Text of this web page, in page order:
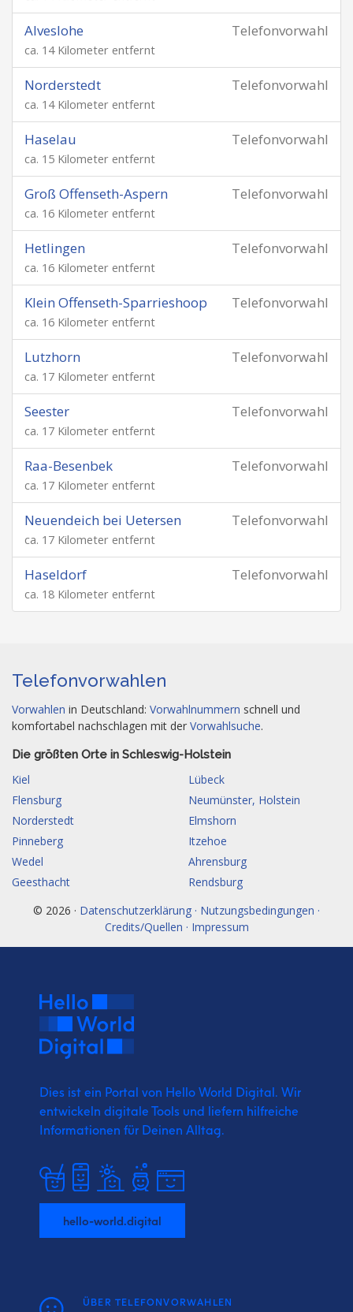
Telefonvorwahl
Alveslohe
ca. 14 Kilometer entfernt
Telefonvorwahl
Norderstedt
ca. 14 Kilometer entfernt
Telefonvorwahl
Haselau
ca. 15 Kilometer entfernt
Telefonvorwahl
Groß Offenseth-Aspern
ca. 16 Kilometer entfernt
Telefonvorwahl
Hetlingen
ca. 16 Kilometer entfernt
Telefonvorwahl
Klein Offenseth-Sparrieshoop
ca. 16 Kilometer entfernt
Telefonvorwahl
Lutzhorn
ca. 17 Kilometer entfernt
Telefonvorwahl
Seester
ca. 17 Kilometer entfernt
Telefonvorwahl
Raa-Besenbek
ca. 17 Kilometer entfernt
Telefonvorwahl
Neuendeich bei Uetersen
ca. 17 Kilometer entfernt
Telefonvorwahl
Haseldorf
ca. 18 Kilometer entfernt
Telefonvorwahlen
Vorwahlen in Deutschland: Vorwahlnummern schnell und
komfortabel nachschlagen mit der Vorwahlsuche.
Die größten Orte in Schleswig-Holstein
Kiel
Lübeck
Flensburg
Neumünster, Holstein
Norderstedt
Elmshorn
Pinneberg
Itzehoe
Wedel
Ahrensburg
Geesthacht
Rendsburg
© 2026 · Datenschutzerklärung · Nutzungsbedingungen ·
Credits/Quellen · Impressum
Dies ist ein Portal von Hello World Digital. Wir
entwickeln digitale Tools und liefern hilfreiche
Informationen für Deinen Alltag.
hello-world.digital
ÜBER TELEFONVORWAHLEN